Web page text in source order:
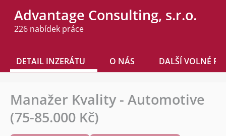
Advantage Consulting, s.r.o.
226 nabídek práce
DETAIL INZERÁTU O NÁS DALŠÍ VOLNÉ
Manažer Kvality - Automotive
(75-85.000 Kč)